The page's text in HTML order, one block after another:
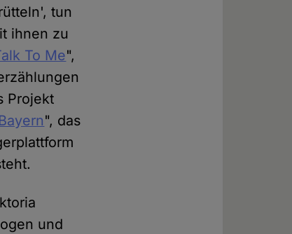
tun
ihnen zu
To Me",
Projekt
", das
und